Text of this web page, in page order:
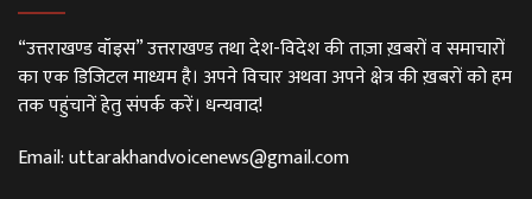
“उत्तराखण्ड वॉइस” उत्तराखण्ड तथा देश-विदेश की ताज़ा ख़बरों व समाचारों
का एक डिजिटल माध्यम है। अपने विचार अथवा अपने क्षेत्र की ख़बरों को हम
तक पहुंचानें हेतु संपर्क करें। धन्यवाद!
Email:uttarakhandvoicenews@gmail.com